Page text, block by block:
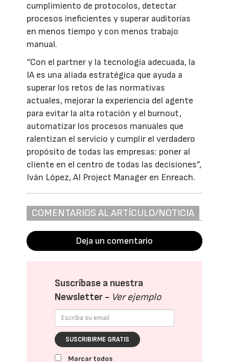
cumplimiento de protocolos, detectar
procesos ineficientes y superar auditorías
en menos tiempo y con menos trabajo
manual.
“Con el partner y la tecnología adecuada, la
IA es una aliada estratégica que ayuda a
superar los retos de las normativas
actuales, mejorar la experiencia del agente
para evitar la alta rotación y el burnout,
automatizar los procesos manuales que
ralentizan el servicio y cumplir el verdadero
propósito de todas las empresas: poner al
cliente en el centro de todas las decisiones”,
Iván López, AI Project Manager en Enreach.
COMENTARIOS AL ARTÍCULO/NOTICIA
Deja un comentario
Suscríbase a nuestra
Newsletter - Ver ejemplo
SUSCRIBIRME GRATIS
Marcar todos